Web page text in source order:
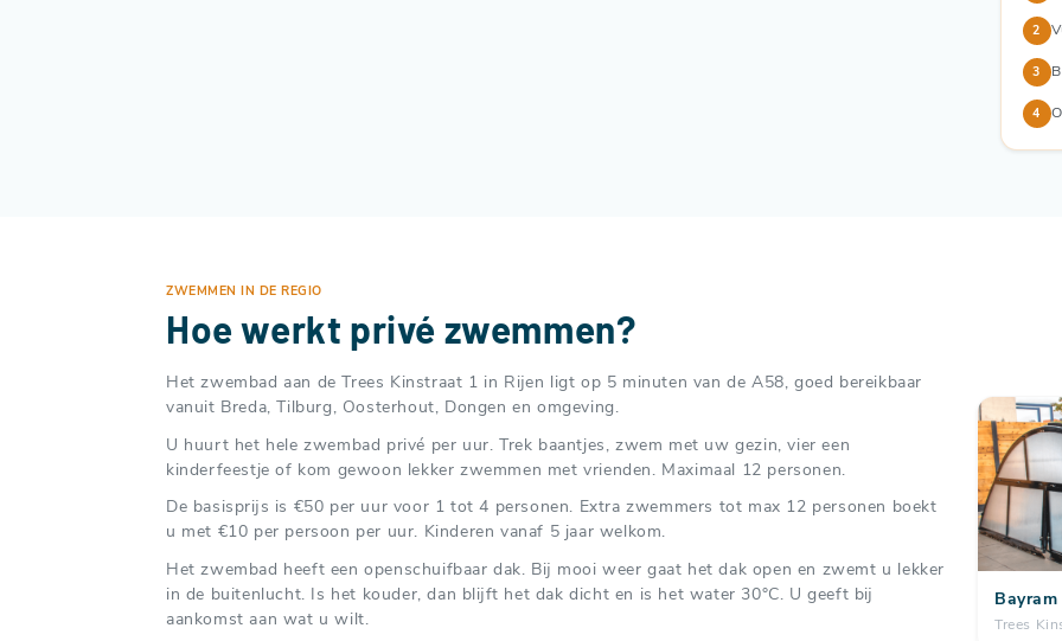
2
3
4
ZWEMMEN IN DE REGIO
Hoe werkt privé zwemmen?
Het zwembad aan de Trees Kinstraat 1 in Rijen ligt op 5 minuten van de A58, goed bereikbaar
vanuit Breda, Tilburg, Oosterhout, Dongen en omgeving.
U huurt het hele zwembad privé per uur. Trek baantjes, zwem met uw gezin, vier een
kinderfeestje of kom gewoon lekker zwemmen met vrienden. Maximaal 12 personen.
De basisprijs is €50 per uur voor 1 tot 4 personen. Extra zwemmers tot max 12 personen boekt
u met €10 per persoon per uur. Kinderen vanaf 5 jaar welkom.
Het zwembad heeft een openschuifbaar dak. Bij mooi weer gaat het dak open en zwemt u lekker
in de buitenlucht. Is het kouder, dan blijft het dak dicht en is het water 30°C. U geeft bij
aankomst aan wat u wilt.
Trees